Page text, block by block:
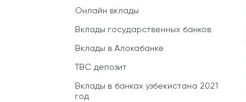
Онлайн вклады
Вклады государственных банков
Вклады в Алокабанке
TBC депозит
Вклады в банках узбекистана 2021
год